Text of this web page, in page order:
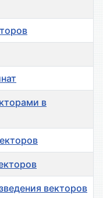
в
векторов